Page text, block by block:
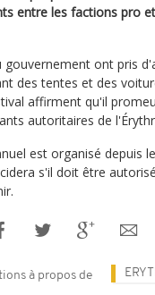
entre les factions pro
gouvernement ont pris
des tentes et des
affirment qu'il
autoritaires de
est organisé depuis
s'il doit être
à propos de